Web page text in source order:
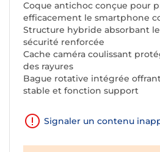
Coque antichoc conçue pour
efficacement le smartphone
Structure hybride absorbant
sécurité renforcée
Cache caméra coulissant
des rayures
Bague rotative intégrée
stable et fonction support
Signaler un contenu